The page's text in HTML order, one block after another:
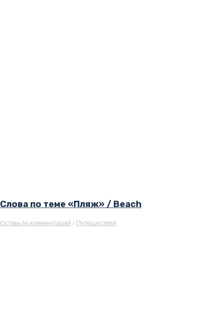
Слова по теме «Пляж» / Beach
Оставьте комментарий / Путешествия